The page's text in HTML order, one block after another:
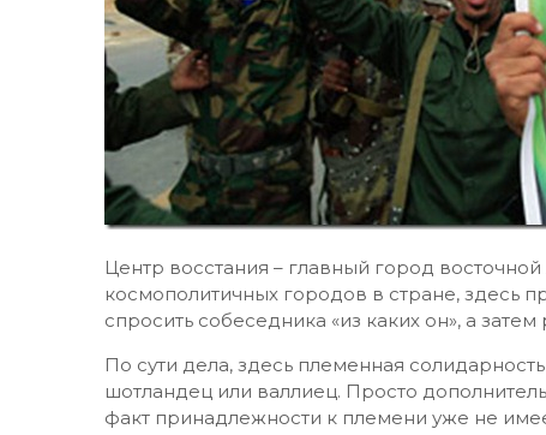
Центр восстания – главный город
космополитичных городов в стране, здесь
спросить собеседника «из каких он», а затем
По сути дела, здесь племенная
шотландец или валлиец. Просто
факт принадлежности к племени уже не